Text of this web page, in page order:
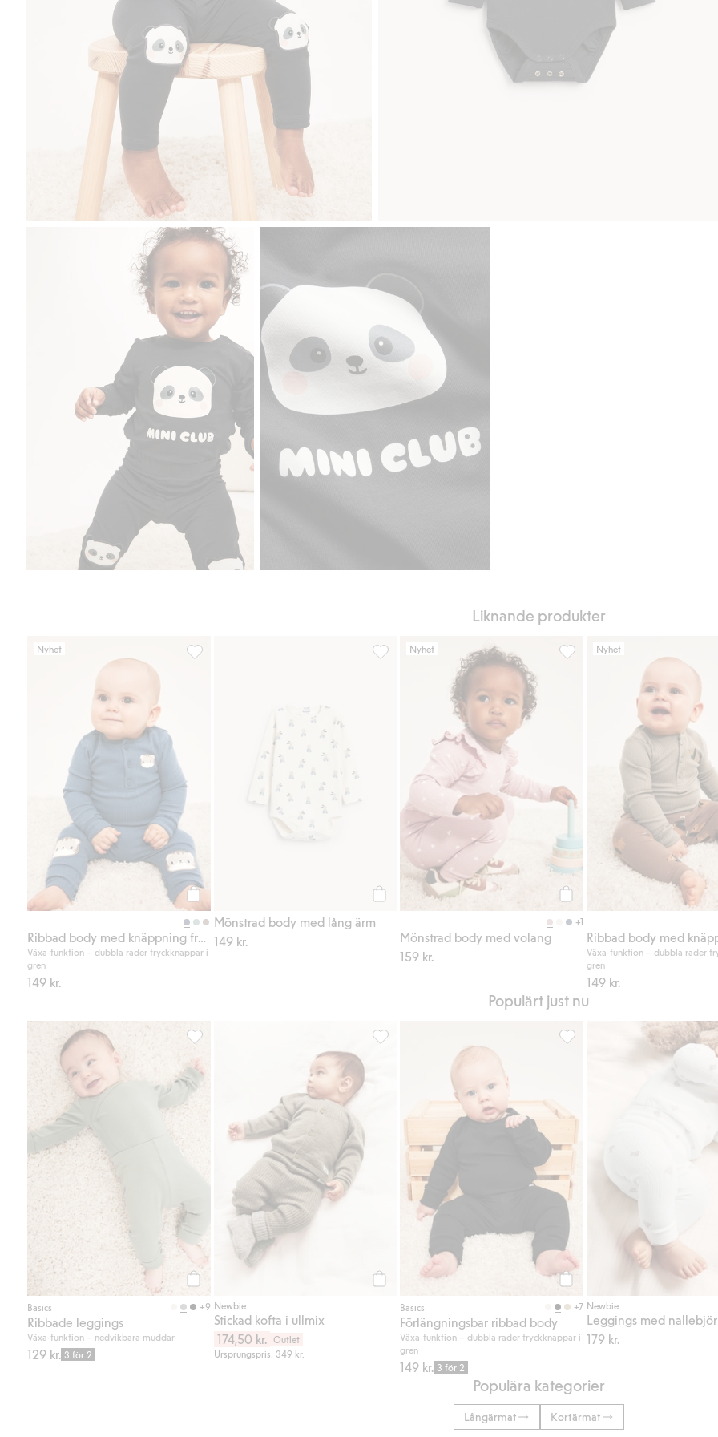
Liknande produkter
Nyhet
Köp
Ribbad body med knäppning fram
Växa-funktion – dubbla rader tryckknappar i
gren
149 kr.
Ribbad body med knäppning fram, Lägg till i favoriter
Mönstrad body med lång ärm
149 kr.
Mönstrad body med lång ärm, Lägg till i favoriter
Nyhet
Köp
+1
Mönstrad body med volang
159 kr.
Mönstrad body med volang,
Nyhet
Växa-funktion – dubbla rader
gren
149 kr.
Populärt just nu
Köp
Basics +9
Ribbade leggings
Växa-funktion – nedvikbara muddar
129 kr. 3 för 2
Ribbade leggings, Lägg till i favoriter
Newbie
Stickad kofta i ullmix
174,50 kr. Outlet
Ursprungspris: 349 kr.
Stickad kofta i ullmix, Lägg till i favoriter
Köp
Basics +7
Förlängningsbar ribbad body
Växa-funktion – dubbla rader tryckknappar i
gren
149 kr. 3 för 2
Förlängningsbar ribbad
Newbie
Leggings med
179 kr.
Populära kategorier
Långärmat Kortärmat